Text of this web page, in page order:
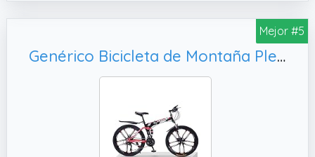
neumáticos antideslizantes de la bicicleta de
montaña para damas brindan un excelente
y traseros (pinza + freno de retención)
brindan una potencia de frenado fuerte y
confiable incluso en climas severos.
Mejor #5
Genérico Bicicleta de Montaña Plegable 21 Velocidades Doble Amortiguación para Adultos, Ideal para Uso Fuera de Carretera